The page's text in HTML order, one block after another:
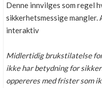
Denne innvilges som regel
sikkerhetsmessige mangler.
interaktiv
Midlertidig brukstilatelse
ikke har betydning for
oppereres med frister som